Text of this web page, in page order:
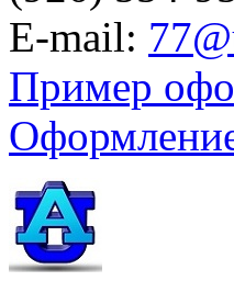
E-mail:
Пример